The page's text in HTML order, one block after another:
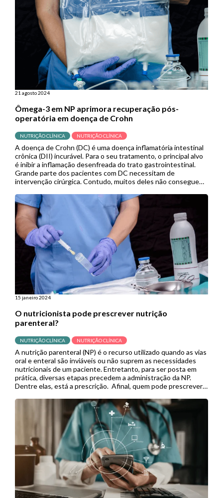
21 agosto 2024
Ômega-3 em NP aprimora recuperação pós-
operatória em doença de Crohn
NUTRIÇÃO CLÍNICA NUTRIÇÃO CLÍNICA
A doença de Crohn (DC) é uma doença inflamatória intestinal
crônica (DII) incurável. Para o seu tratamento, o principal alvo
é inibir a inflamação desenfreada do trato gastrointestinal.
Grande parte dos pacientes com DC necessitam de
intervenção cirúrgica. Contudo, muitos deles não conseguem
necessitando do suporte da […]
15 janeiro 2024
O nutricionista pode prescrever nutrição
parenteral?
NUTRIÇÃO CLÍNICA NUTRIÇÃO CLÍNICA
A nutrição parenteral (NP) é o recurso utilizado quando as vias
oral e enteral são inviáveis ou não suprem as necessidades
nutricionais de um paciente. Entretanto, para ser posta em
prática, diversas etapas precedem a administração da NP.
Dentre elas, está a prescrição. Afinal, quem pode prescrever
de […]